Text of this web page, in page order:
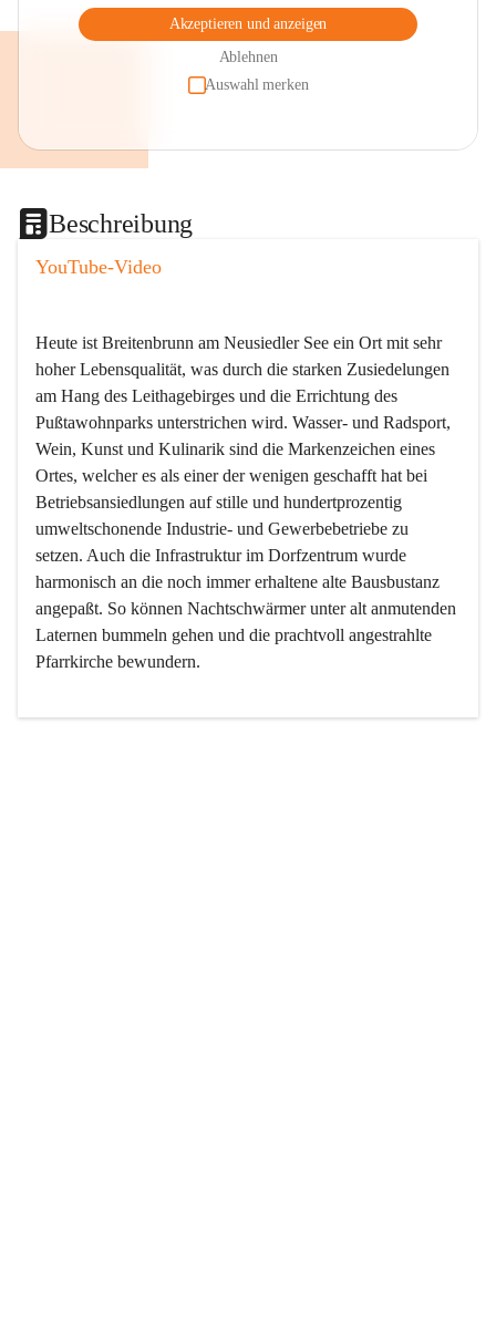
Akzeptieren und anzeigen
Ablehnen
Auswahl merken
Beschreibung
YouTube-Video
Heute ist Breitenbrunn am Neusiedler See ein Ort mit sehr
hoher Lebensqualität, was durch die starken Zusiedelungen
am Hang des Leithagebirges und die Errichtung des
Pußtawohnparks unterstrichen wird. Wasser- und Radsport,
Wein, Kunst und Kulinarik sind die Markenzeichen eines
Ortes, welcher es als einer der wenigen geschafft hat bei
Betriebsansiedlungen auf stille und hundertprozentig
umweltschonende Industrie- und Gewerbebetriebe zu
setzen. Auch die Infrastruktur im Dorfzentrum wurde
harmonisch an die noch immer erhaltene alte Bausbustanz
angepaßt. So können Nachtschwärmer unter alt anmutenden
Laternen bummeln gehen und die prachtvoll angestrahlte
Pfarrkirche bewundern.
Der Weinbau dominert heute nicht mehr, ist aber integrativer